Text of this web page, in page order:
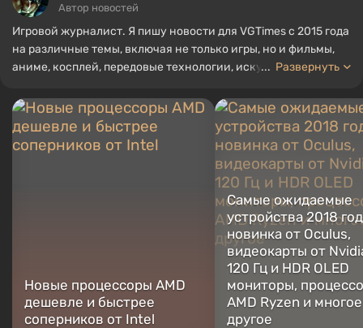
Автор новостей
Игровой журналист. Я пишу новости для VGTimes с 2015 года
на различные темы, включая не только игры, но и фильмы,
аниме, косплей, передовые технологии, искусственный
нескольких обзоров, топов, компиляций и других статей,
связанных с видеоиграми. Я собираю различные игровые
сувениры, включая фигурки, постеры, старые консоли и
многое другое. У меня есть живой интерес к ретро-играм. Я
играю с начала 2000-х на PC и консолях.
... Развернуть
Новые процессоры AMD
дешевле и быстрее
соперников от Intel
Самые ожидаемые
устройства 2018
новинка от Oculus,
видеокарты от
120 Гц и HDR OLED
мониторы,
AMD Ryzen и многое
другое